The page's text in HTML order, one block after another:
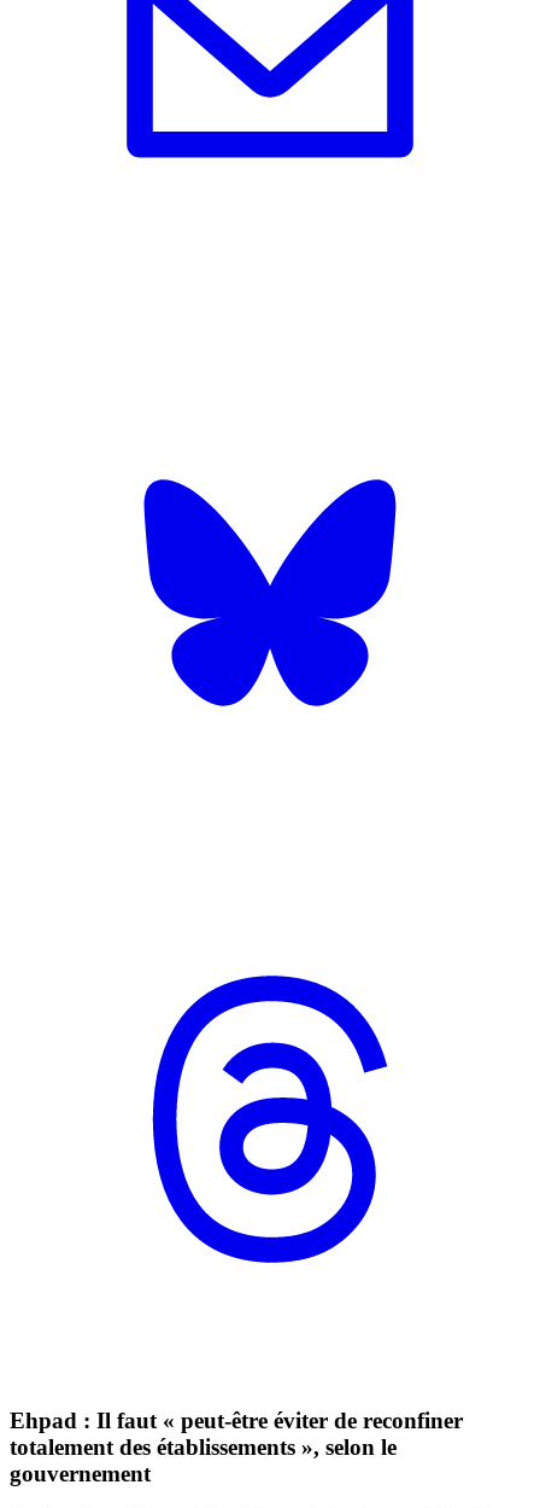
Ehpad : Il faut « peut-être éviter de reconfiner
totalement des établissements », selon le
gouvernement